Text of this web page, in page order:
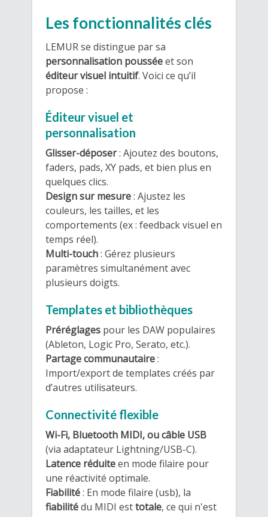
Les fonctionnalités clés
LEMUR se distingue par sa
personnalisation pousséeet son
éditeur visuel intuitif. Voici ce qu’il
propose :
Éditeur visuel et
personnalisation
Glisser-déposer: Ajoutez des boutons,
faders, pads, XY pads, et bien plus en
quelques clics.
Design sur mesure: Ajustez les
couleurs, les tailles, et les
comportements (ex : feedback visuel en
temps réel).
Multi-touch: Gérez plusieurs
paramètres simultanément avec
plusieurs doigts.
Templates et bibliothèques
Préréglages pour les DAW populaires
(Ableton, Logic Pro, Serato, etc.).
Partage communautaire:
Import/export de templates créés par
d’autres utilisateurs.
Connectivité flexible
Wi-Fi, Bluetooth MIDI, ou câble USB
(via adaptateur Lightning/USB-C).
Latence réduiteen mode filaire pour
une réactivité optimale.
Fiabilité: En mode filaire (usb), la
fiabilitédu MIDI esttotale, ce qui n'est